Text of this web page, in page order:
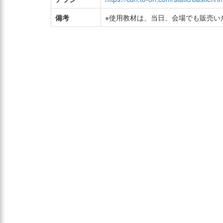
備考
※使用教材は、当日、会場でも販売い